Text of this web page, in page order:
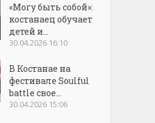
«Могу быть собой»:
костанаец обучает
детей и...
30.04.2026 16:10
В Костанае на
фестивале Soulful
battle свое...
30.04.2026 15:06